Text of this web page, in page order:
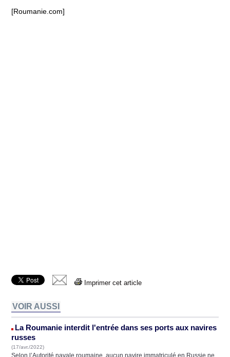
[Roumanie.com]
Imprimer cet article
VOIR AUSSI
La Roumanie interdit l'entrée dans ses ports aux navires
russes
(17/avr./2022)
Selon l’Autorité navale roumaine, aucun navire immatriculé en Russie ne